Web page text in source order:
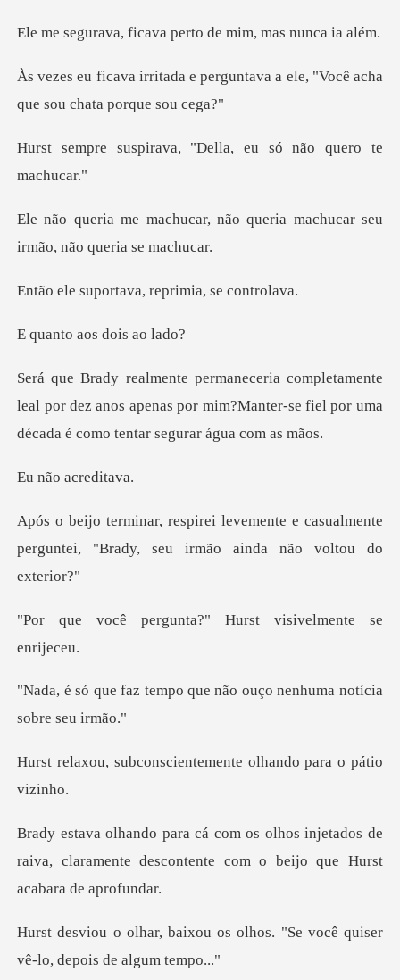
cava perto de mim,
perguntava a ele, "Você acha
q
va, "Della, eu só nã
não queria machucar seu
ir
tava, reprimia,
aos dois
leal por dez anos apenas por mim?Manter-se fiel po
acred
nte e casualmente
perguntei, "Brady, s
nta?" Hurst visivel
o que não ouço nenhuma n
scientemente olhando
njetados de
raiva, claramente descontente c
os olhos. "Se você quiser
vê